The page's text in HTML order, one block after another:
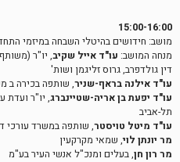
15:00-16:00
מושב: חידושים בהיטלי השבחה במיזמי
מנחה המושב: עו"ד אייל שקיב, יו"ר
דין גולדפרב, גרוס זליגמן ושות'
עו"ד אילנה בראף-שניר, שותפה בכירה ב
עו"ד יפעת בן אריה-שטיינברג, יו"ר ועדת
תל-אביב
עו"ד מיטל טויסטר, שותפה במשרד עורכי
מר יונתן לוי, שמאי מקרקעין
מר רון חן, בעלים ומנכ"ל אנשי העיר בע"מ